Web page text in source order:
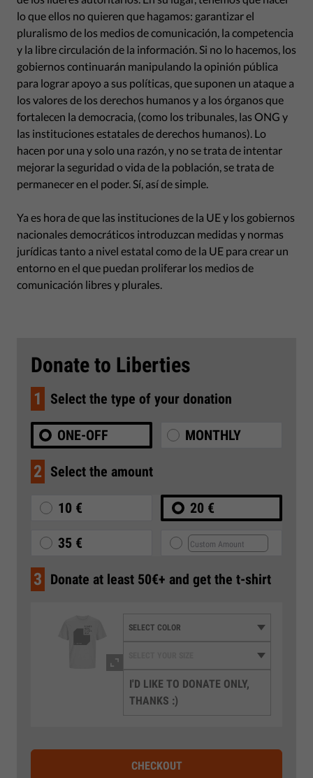
lo que ellos no quieren que hagamos: garantizar el
pluralismo de los medios de comunicación, la competencia
y la libre circulación de la información. Si no lo hacemos, los
gobiernos continuarán manipulando la opinión pública
para lograr apoyo a sus políticas, que suponen un ataque a
los valores de los derechos humanos y a los órganos que
fortalecen la democracia, (como los tribunales, las ONG y
las instituciones estatales de derechos humanos). Lo
hacen por una y solo una razón, y no se trata de intentar
mejorar la seguridad o vida de la población, se trata de
permanecer en el poder. Sí, así de simple.
Ya es hora de que las instituciones de la UE y los gobiernos
nacionales democráticos introduzcan medidas y normas
jurídicas tanto a nivel estatal como de la UE para crear un
entorno en el que puedan proliferar los medios de
comunicación libres y plurales.
Donate to Liberties
1 Select the type of your donation
ONE-OFF MONTHLY
2 Select the amount
10 € 20 €
35 €
3 Donate at least 50€+ and get the t-shirt
I'D LIKE TO DONATE ONLY,
THANKS :)
CHECKOUT